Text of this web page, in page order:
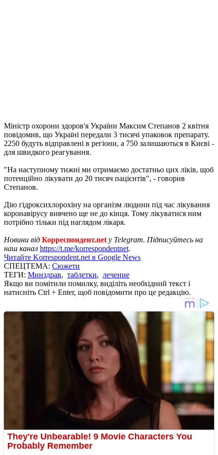
Міністр охорони здоров'я України Максим Степанов 2 квітня
повідомив, що Україні передали 3 тисячі упаковок препарату.
2250 будуть відправлені в регіони, а 750 залишаються в Києві -
для швидкого реагування.
"На наступному тижні ми отримаємо достатньо цих ліків, щоб
потенційно лікувати до 20 тисяч пацієнтів", - говорив
Степанов.
Дію гідроксихлорохіну на організм людини під час лікування
коронавірусу вивчено ще не до кінця. Тому лікуватися ним
потрібно тільки під наглядом лікаря.
Новини від Корреспондент.net у Telegram. Підписуйтесь на
наш канал https://t.me/korrespondentnet.
Читайте Korrespondent.net в Google News
СПЕЦТЕМА: Сюжети
ТЕГИ: Минздрав, таблетки, лечение
Якщо ви помітили помилку, виділіть необхідний текст і
натисніть Ctrl + Enter, щоб повідомити про це редакцію.